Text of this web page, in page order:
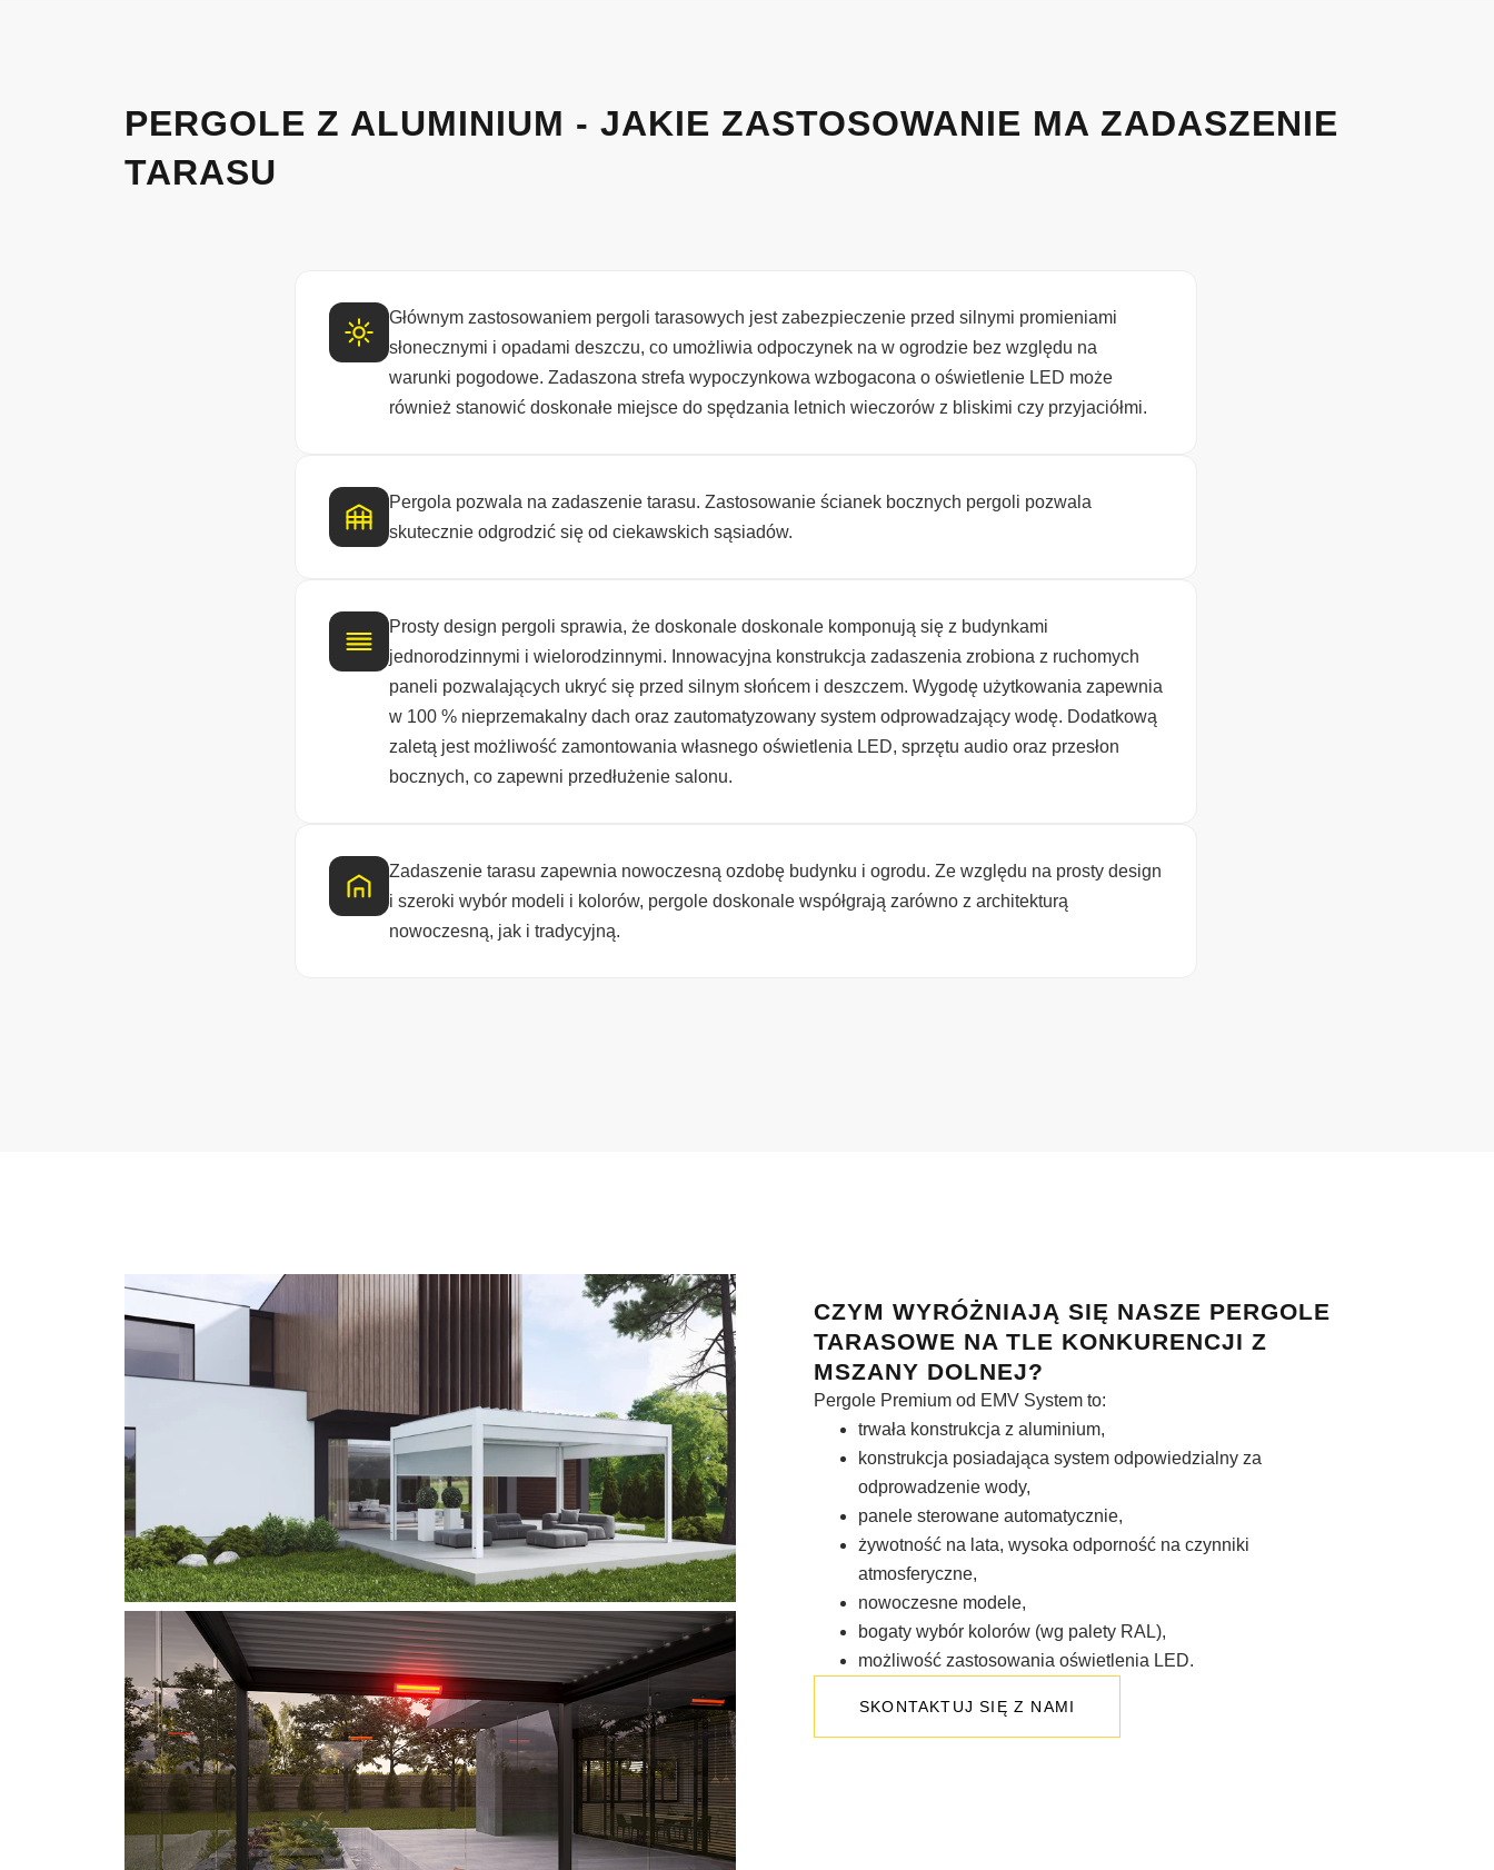
PERGOLE Z ALUMINIUM - JAKIE ZASTOSOWANIE MA ZADASZENIE
TARASU
Głównym zastosowaniem pergoli tarasowych jest zabezpieczenie przed silnymi promieniami
słonecznymi i opadami deszczu, co umożliwia odpoczynek na w ogrodzie bez względu na
warunki pogodowe. Zadaszona strefa wypoczynkowa wzbogacona o oświetlenie LED może
również stanowić doskonałe miejsce do spędzania letnich wieczorów z bliskimi czy przyjaciółmi.
Pergola pozwala na zadaszenie tarasu. Zastosowanie ścianek bocznych pergoli pozwala
skutecznie odgrodzić się od ciekawskich sąsiadów.
Prosty design pergoli sprawia, że doskonale doskonale komponują się z budynkami
jednorodzinnymi i wielorodzinnymi. Innowacyjna konstrukcja zadaszenia zrobiona z ruchomych
paneli pozwalających ukryć się przed silnym słońcem i deszczem. Wygodę użytkowania zapewnia
w 100 % nieprzemakalny dach oraz zautomatyzowany system odprowadzający wodę. Dodatkową
zaletą jest możliwość zamontowania własnego oświetlenia LED, sprzętu audio oraz przesłon
bocznych, co zapewni przedłużenie salonu.
Zadaszenie tarasu zapewnia nowoczesną ozdobę budynku i ogrodu. Ze względu na prosty design
i szeroki wybór modeli i kolorów, pergole doskonale współgrają zarówno z architekturą
nowoczesną, jak i tradycyjną.
CZYM WYRÓŻNIAJĄ SIĘ NASZE PERGOLE
TARASOWE NA TLE KONKURENCJI Z
MSZANY DOLNEJ?
Pergole Premium od EMV System to:
trwała konstrukcja z aluminium,
konstrukcja posiadająca system odpowiedzialny za
odprowadzenie wody,
panele sterowane automatycznie,
żywotność na lata, wysoka odporność na czynniki
atmosferyczne,
nowoczesne modele,
bogaty wybór kolorów (wg palety RAL),
możliwość zastosowania oświetlenia LED.
SKONTAKTUJ SIĘ Z NAMI